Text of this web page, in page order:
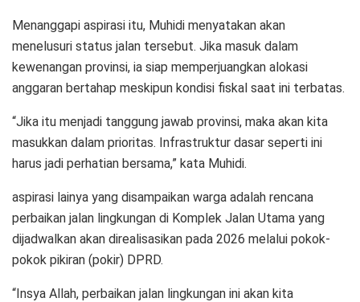
Menanggapi aspirasi itu, Muhidi menyatakan akan
menelusuri status jalan tersebut. Jika masuk dalam
kewenangan provinsi, ia siap memperjuangkan alokasi
anggaran bertahap meskipun kondisi fiskal saat ini terbatas.
“Jika itu menjadi tanggung jawab provinsi, maka akan kita
masukkan dalam prioritas. Infrastruktur dasar seperti ini
harus jadi perhatian bersama,” kata Muhidi.
aspirasi lainya yang disampaikan warga adalah rencana
perbaikan jalan lingkungan di Komplek Jalan Utama yang
dijadwalkan akan direalisasikan pada 2026 melalui pokok-
pokok pikiran (pokir) DPRD.
“Insya Allah, perbaikan jalan lingkungan ini akan kita